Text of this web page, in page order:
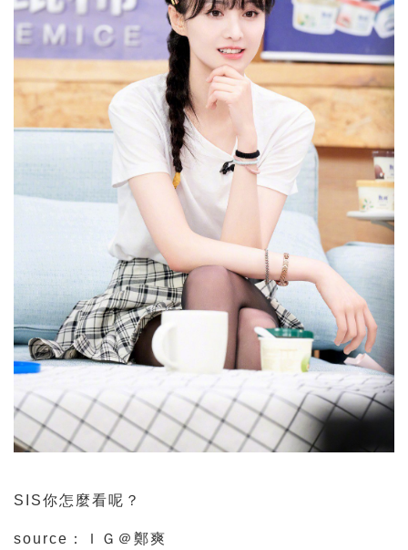
SIS你怎麼看呢？
source：ＩＧ＠鄭爽